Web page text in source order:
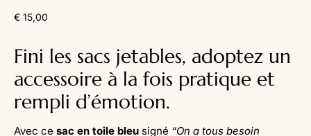
€ 15,00
Fini les sacs jetables, adoptez un
accessoire à la fois pratique et
rempli d’émotion.
Avec ce sac en toile bleu signé “On a tous besoin